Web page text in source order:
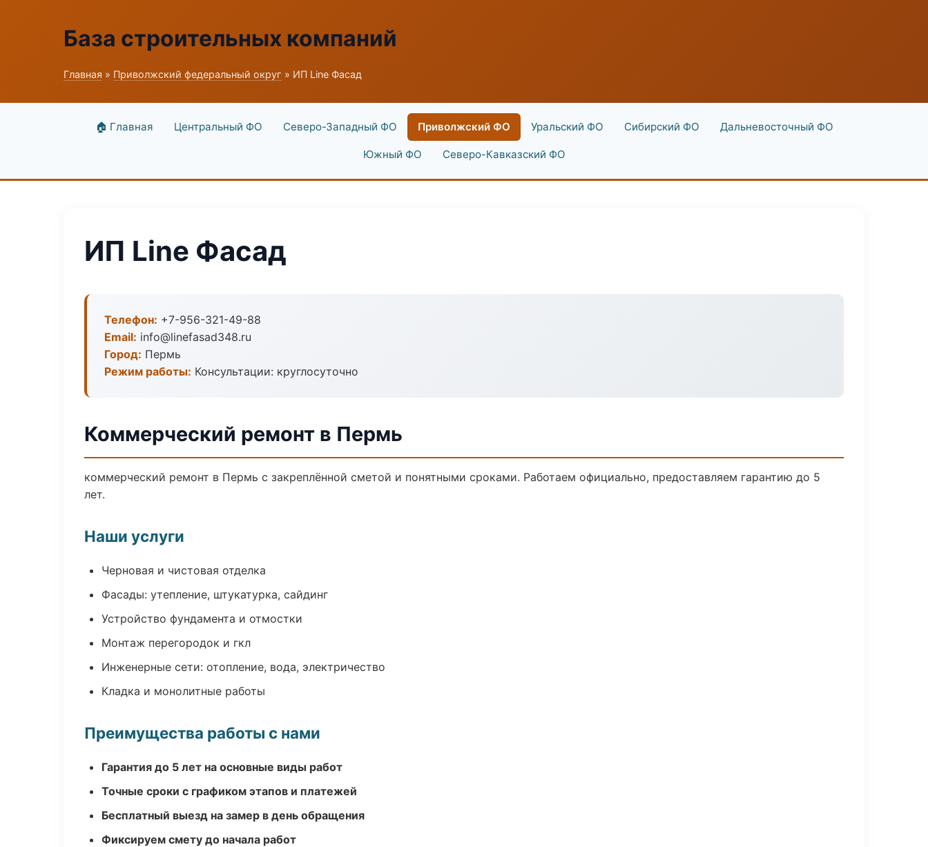
База строительных компаний
Главная » Приволжский федеральный округ » ИП Line Фасад
🏠 Главная Центральный ФО Северо-Западный ФО Приволжский ФО Уральский ФО Сибирский ФО Дальневосточный ФО
Южный ФО Северо-Кавказский ФО
ИП Line Фасад
Телефон: +7-956-321-49-88
Email: info@linefasad348.ru
Город: Пермь
Режим работы: Консультации: круглосуточно
Коммерческий ремонт в Пермь
коммерческий ремонт в Пермь с закреплённой сметой и понятными сроками. Работаем официально, предоставляем гарантию до 5
лет.
Наши услуги
Черновая и чистовая отделка
Фасады: утепление, штукатурка, сайдинг
Устройство фундамента и отмостки
Монтаж перегородок и гкл
Инженерные сети: отопление, вода, электричество
Кладка и монолитные работы
Преимущества работы с нами
Гарантия до 5 лет на основные виды работ
Точные сроки с графиком этапов и платежей
Бесплатный выезд на замер в день обращения
Фиксируем смету до начала работ